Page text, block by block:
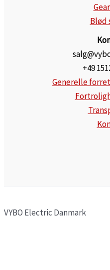
Blød
+49
Generelle
VYBO Electric Danmark